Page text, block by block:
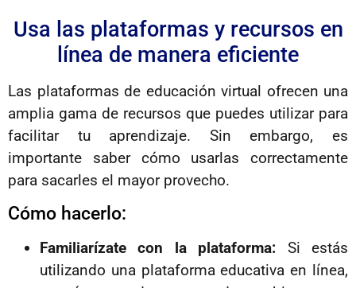
Usa las plataformas y recursos en
línea de manera eficiente
Las plataformas de educación virtual ofrecen una
amplia gama de recursos que puedes utilizar para
facilitar tu aprendizaje. Sin embargo, es
importante saber cómo usarlas correctamente
para sacarles el mayor provecho.
Cómo hacerlo:
Familiarízate con la plataforma: Si estás
utilizando una plataforma educativa en línea,